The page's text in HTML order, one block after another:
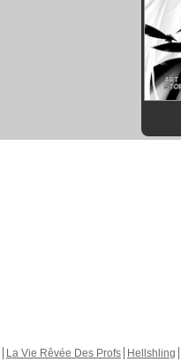
La Vie Rêvée Des Profs Hellshling